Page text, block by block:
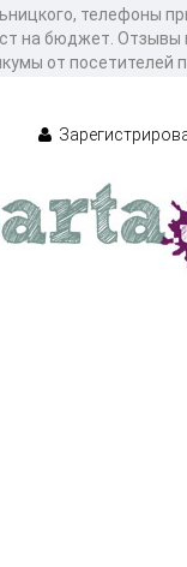
телефоны
на бюджет. Отзывы
от посетителей